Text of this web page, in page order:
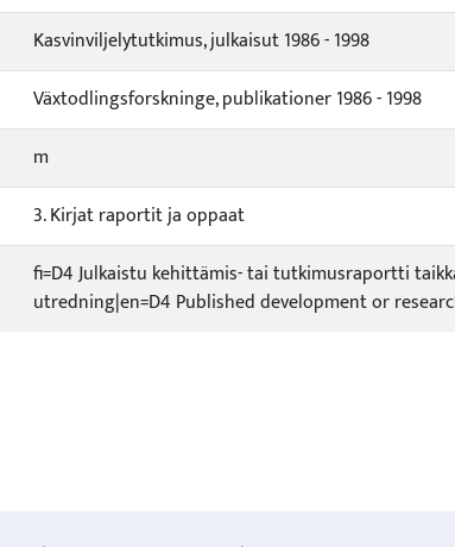
Kasvinviljelytutkimus, julkaisut 1986 - 1998
Växtodlingsforskninge, publikationer 1986 - 1998
m
3. Kirjat raportit ja oppaat
fi=D4 Julkaistu kehittämis- tai tutkimusraportti
utredning|en=D4 Published development or